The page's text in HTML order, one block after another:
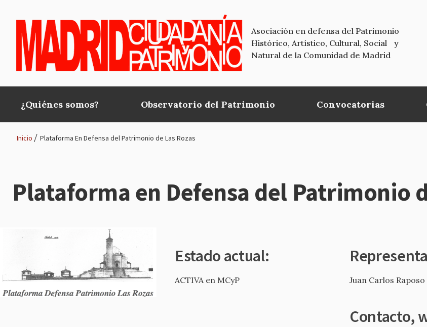
Asociación en defensa del Patrimonio
Histórico, Artístico, Cultural, Social y
Natural de la Comunidad de Madrid
Main
navigation
¿Quiénes somos? Observatorio del Patrimonio Convocatorias
de
Inicio Plataforma En Defensa del Patrimonio de Las Rozas
Plataforma en Defensa del Patrimonio
Estado actual:
ACTIVA en MCyP Juan Carlos Raposo
Contacto,